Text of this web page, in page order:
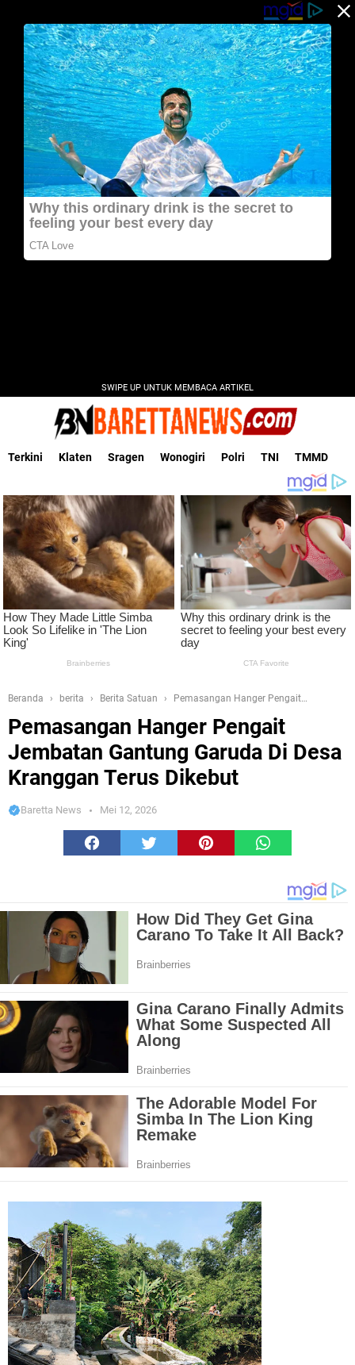
SWIPE UP UNTUK MEMBACA ARTIKEL
Terkini Klaten Sragen Wonogiri Polri TNI TMMD
Beranda berita Berita Satuan
Pemasangan Hanger Pengait
Pemasangan Hanger Pengait
Jembatan Gantung Garuda Di Desa
Kranggan Terus Dikebut
Baretta News Mei 12, 2026